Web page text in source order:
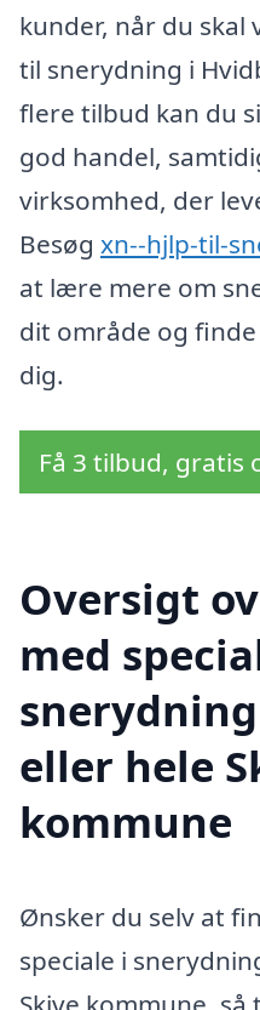
kunder, når du
til snerydning i
flere tilbud kan du
god handel,
virksomhed, der
Besøg xn--hjlp-til-
at lære mere om
dit område og
dig.
Få 3 tilbud, gratis
Oversigt
med
eller hele
kommune
Ønsker du selv at
speciale i